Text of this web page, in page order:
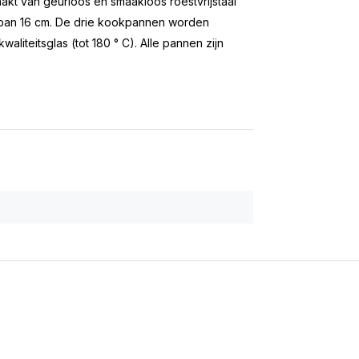
16 cm. De drie kookpannen worden
(tot 180 ° C). Alle pannen zijn